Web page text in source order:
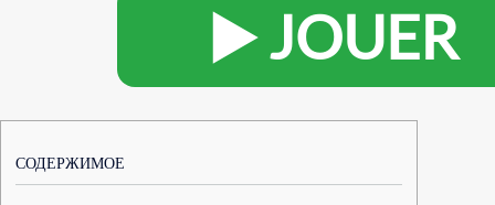
▶️ JOUER
СОДЕРЖИМОЕ